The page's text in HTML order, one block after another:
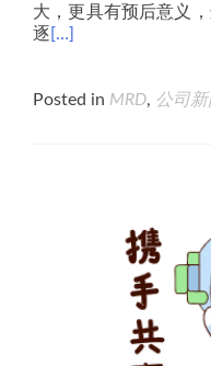
大，更具有预后意义
逐 […]
Posted in MRD, 公司